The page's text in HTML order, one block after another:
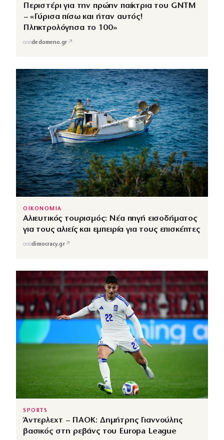
Περιστέρι για την πρώην παίκτρια του GNTM
– «Γύρισα πίσω και ήταν αυτός!
Πληκτρολόγησα το 100»
απόdedomeno.gr ↗
ΟΙΚΟΝΟΜΙΑ
Αλιευτικός τουρισμός: Νέα πηγή εισοδήματος
για τους αλιείς και εμπειρία για τους επισκέπτες
απόdimocracy.gr↗
SPORTS
Άντερλεχτ – ΠΑΟΚ: Δημήτρης Γιαννούλης
βασικός στη ρεβάνς του Europa League